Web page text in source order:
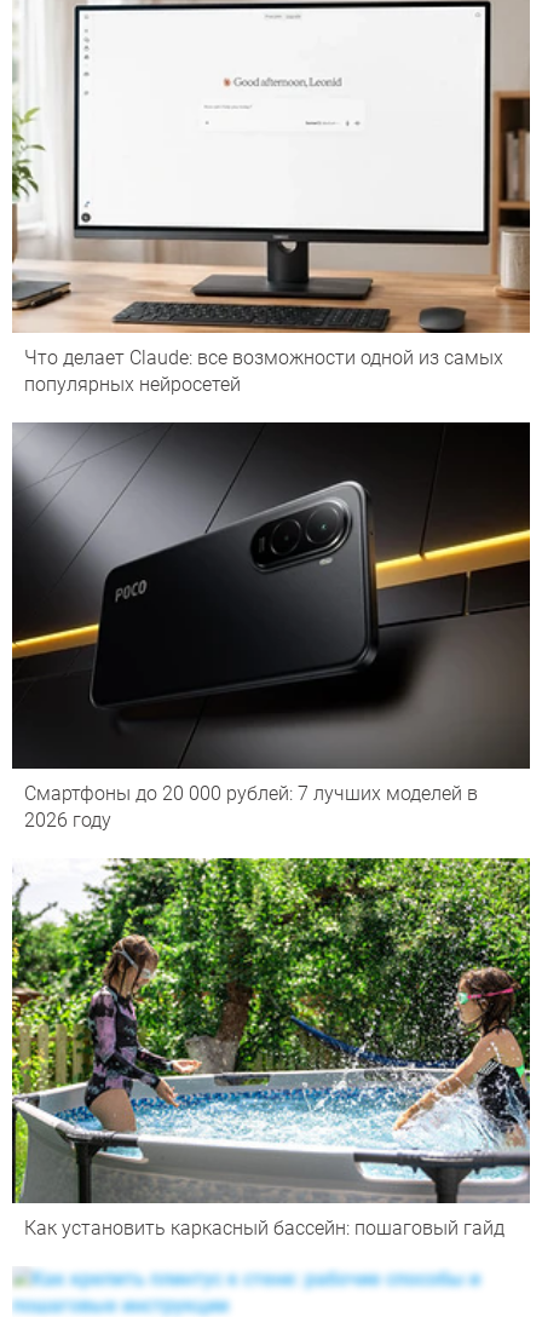
Что делает Сlaude: все возможности одной из самых
популярных нейросетей
Смартфоны до 20 000 рублей: 7 лучших моделей в
2026 году
Как установить каркасный бассейн: пошаговый гайд